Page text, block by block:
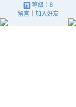
等級：8
留言｜ 加入好友